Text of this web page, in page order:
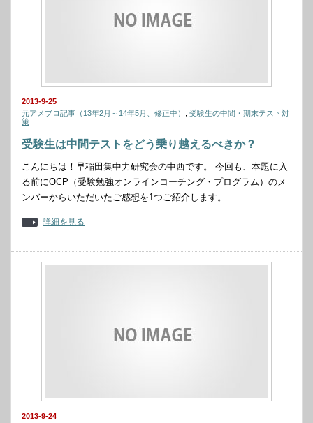
2013-9-25
元アメブロ記事（13年2月～14年5月、修正中）
受験生の中間・期末テスト対
策
受験生は中間テストをどう乗り越えるべきか？
こんにちは！早稲田集中力研究会の中西です。 今回も、本題に入
る前にOCP（受験勉強オンラインコーチング・プログラム）のメ
ンバーからいただいたご感想を1つご紹介します。 …
詳細を見る
2013-9-24